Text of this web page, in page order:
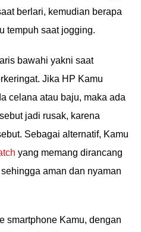
berlari, kemudian berapa
tempuh saat jogging.
bawahi yakni saat
Jika HP Kamu
celana atau baju, maka ada
jadi rusak, karena
Sebagai alternatif, Kamu
yang memang dirancang
aman dan nyaman
smartphone Kamu, dengan